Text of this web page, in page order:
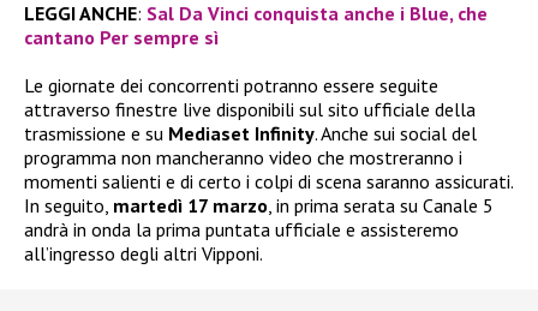
LEGGI ANCHE: Sal Da Vinci conquista anche i Blue, che
cantano Per sempre sì
Le giornate dei concorrenti potranno essere seguite
attraverso finestre live disponibili sul sito ufficiale della
trasmissione e su Mediaset Infinity. Anche sui social del
programma non mancheranno video che mostreranno i
momenti salienti e di certo i colpi di scena saranno assicurati.
In seguito, martedì 17 marzo, in prima serata su Canale 5
andrà in onda la prima puntata ufficiale e assisteremo
all’ingresso degli altri Vipponi.